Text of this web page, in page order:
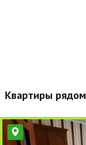
Квартиры рядом